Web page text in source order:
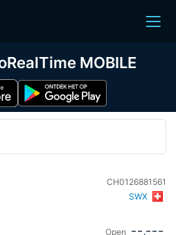
CH0126881561
SWX
Open --,---
MOBILE